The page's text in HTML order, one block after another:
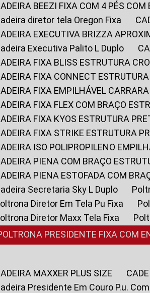
CADEIRA BEEZI FIXA COM 4 PÉS
Cadeira diretor tela Oregon Fixa
CADEIRA EXECUTIVA BRIZZA
Cadeira Executiva Palito L Duplo
CADEIRA FIXA BLISS ESTRUTURA
CADEIRA FIXA CONNECT
CADEIRA FIXA EMPILHÁVEL CARRARA
CADEIRA FIXA FLEX COM BRAÇO
CADEIRA FIXA KYOS ESTRUTURA
CADEIRA FIXA STRIKE ESTRUTURA
CADEIRA ISO POLIPROPILENO
CADEIRA PIENA COM BRAÇO
CADEIRA PIENA ESTOFADA COM
Cadeira Secretaria Sky L Duplo
Poltrona Diretor Em Tela Pu Fixa
Poltrona Diretor Maxx Tela Fixa
POLTRONA PRESIDENTE FIXA COM
CADEIRA MAXXER PLUS SIZE
Cadeira Presidente Em Couro P.u.